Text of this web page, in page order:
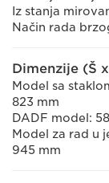
Iz stanja
Način rada
Dimenzije (Š
Model sa
823 mm
DADF model:
Model za rad u
945 mm